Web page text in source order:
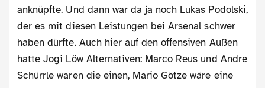
anknüpfte. Und dann war da ja noch Lukas Podolski,
der es mit diesen Leistungen bei Arsenal schwer
haben dürfte. Auch hier auf den offensiven Außen
hatte Jogi Löw Alternativen: Marco Reus und Andre
Schürrle waren die einen, Mario Götze wäre eine